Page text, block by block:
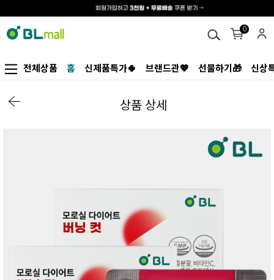
0
전체상품 홈 신제품특가🍀 브랜드관💖 선물하기🎁 신상
상품 상세